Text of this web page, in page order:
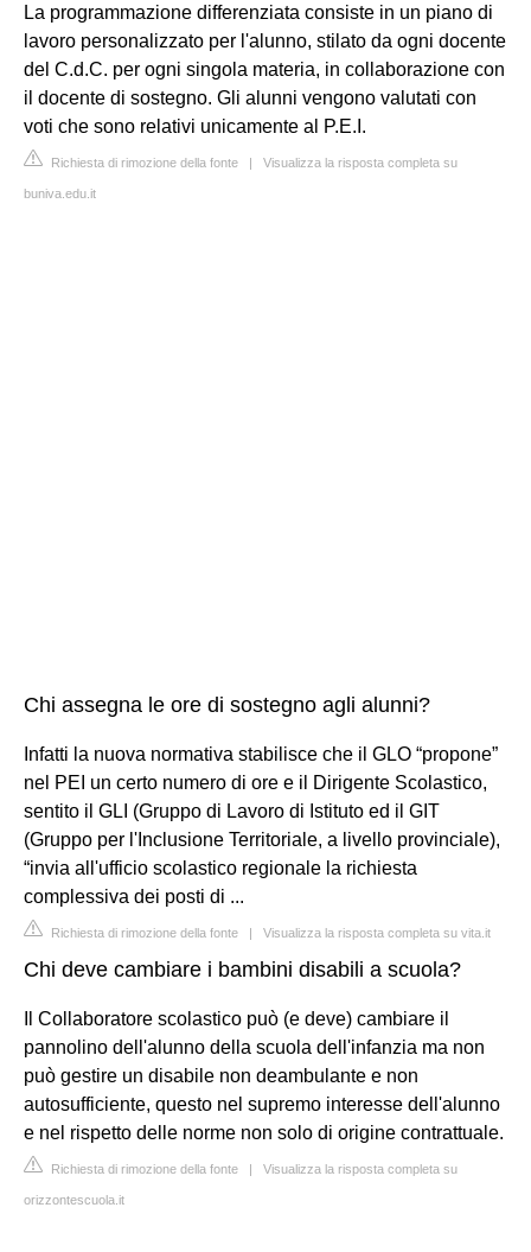
La programmazione differenziata consiste in un piano di
lavoro personalizzato per l'alunno, stilato da ogni docente
del C.d.C. per ogni singola materia, in collaborazione con
il docente di sostegno. Gli alunni vengono valutati con
voti che sono relativi unicamente al P.E.I.
Richiesta di rimozione della fonte | Visualizza la risposta completa su
buniva.edu.it
Chi assegna le ore di sostegno agli alunni?
Infatti la nuova normativa stabilisce che il GLO “propone”
nel PEI un certo numero di ore e il Dirigente Scolastico,
sentito il GLI (Gruppo di Lavoro di Istituto ed il GIT
(Gruppo per l'Inclusione Territoriale, a livello provinciale),
“invia all'ufficio scolastico regionale la richiesta
complessiva dei posti di ...
Richiesta di rimozione della fonte | Visualizza la risposta completa su vita.it
Chi deve cambiare i bambini disabili a scuola?
Il Collaboratore scolastico può (e deve) cambiare il
pannolino dell'alunno della scuola dell'infanzia ma non
può gestire un disabile non deambulante e non
autosufficiente, questo nel supremo interesse dell'alunno
e nel rispetto delle norme non solo di origine contrattuale.
Richiesta di rimozione della fonte | Visualizza la risposta completa su
orizzontescuola.it